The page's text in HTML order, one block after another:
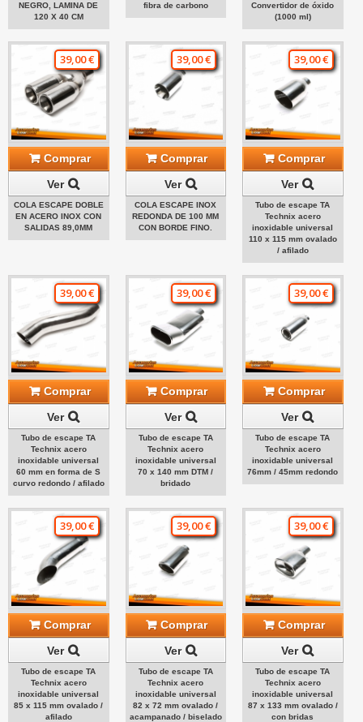
NEGRO, LAMINA DE
120 X 40 CM
fibra de carbono
Convertidor de óxido
(1000 ml)
39,00 €
Comprar
Ver
COLA ESCAPE DOBLE
EN ACERO INOX CON
SALIDAS 89,0MM
39,00 €
Comprar
Ver
COLA ESCAPE INOX
REDONDA DE 100 MM
CON BORDE FINO.
39,00 €
Comprar
Ver
Tubo de escape TA
Technix acero
inoxidable universal
110 x 115 mm ovalado
/ afilado
39,00 €
Comprar
Ver
Tubo de escape TA
Technix acero
inoxidable universal
60 mm en forma de S
curvo redondo / afilado
39,00 €
Comprar
Ver
Tubo de escape TA
Technix acero
inoxidable universal
70 x 140 mm DTM /
bridado
39,00 €
Comprar
Ver
Tubo de escape TA
Technix acero
inoxidable universal
76mm / 45mm redondo
39,00 €
Comprar
Ver
Tubo de escape TA
Technix acero
inoxidable universal
85 x 115 mm ovalado /
afilado
39,00 €
Comprar
Ver
Tubo de escape TA
Technix acero
inoxidable universal
82 x 72 mm ovalado /
acampanado / biselado
39,00 €
Comprar
Ver
Tubo de escape TA
Technix acero
inoxidable universal
87 x 133 mm ovalado /
con bridas